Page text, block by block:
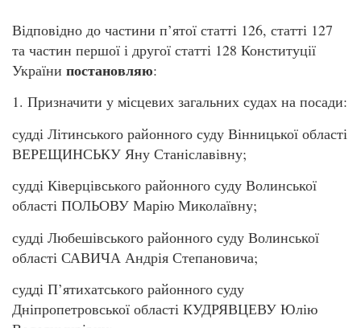
Відповідно до частини п’ятої статті 126, статті 127
та частин першої і другої статті 128 Конституції
України постановляю:
1. Призначити у місцевих загальних судах на посади:
судді Літинського районного суду Вінницької області
ВЕРЕЩИНСЬКУ Яну Станіславівну;
судді Ківерцівського районного суду Волинської
області ПОЛЬОВУ Марію Миколаївну;
судді Любешівського районного суду Волинської
області САВИЧА Андрія Степановича;
судді П’ятихатського районного суду
Дніпропетровської області КУДРЯВЦЕВУ Юлію